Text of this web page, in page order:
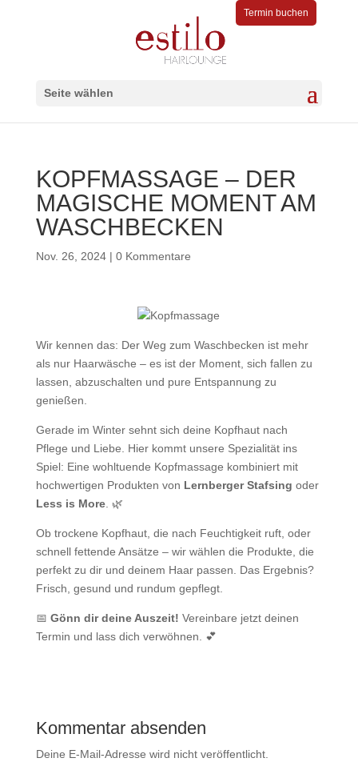
Termin buchen
Seite wählen
KOPFMASSAGE – DER
MAGISCHE MOMENT AM
WASCHBECKEN
Nov. 26, 2024| 0 Kommentare
Wir kennen das: Der Weg zum Waschbecken ist mehr
als nur Haarwäsche – es ist der Moment, sich fallen zu
lassen, abzuschalten und pure Entspannung zu
genießen.
Gerade im Winter sehnt sich deine Kopfhaut nach
Pflege und Liebe. Hier kommt unsere Spezialität ins
Spiel: Eine wohltuende Kopfmassage kombiniert mit
hochwertigen Produkten von Lernberger Stafsing oder
Less is More. 🌿
Ob trockene Kopfhaut, die nach Feuchtigkeit ruft, oder
schnell fettende Ansätze – wir wählen die Produkte, die
perfekt zu dir und deinem Haar passen. Das Ergebnis?
Frisch, gesund und rundum gepflegt.
📅 Gönn dir deine Auszeit! Vereinbare jetzt deinen
Termin und lass dich verwöhnen. 💕
Kommentar absenden
Deine E-Mail-Adresse wird nicht veröffentlicht.